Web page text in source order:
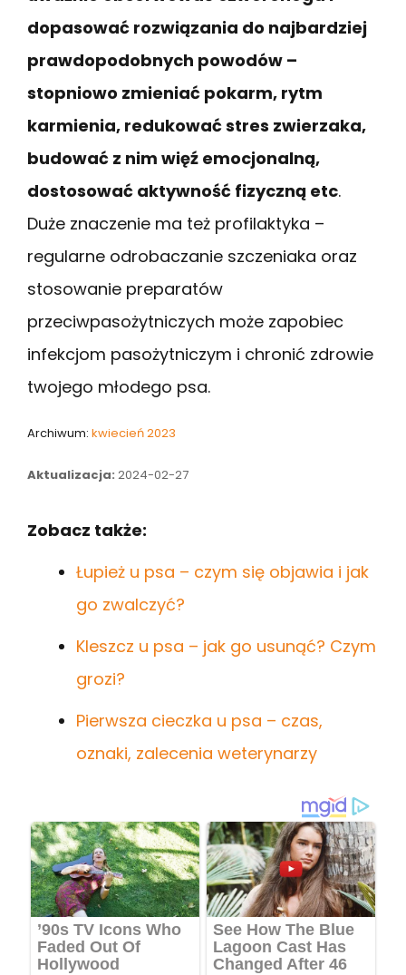
dopasować rozwiązania do najbardziej
prawdopodobnych powodów –
stopniowo zmieniać pokarm, rytm
karmienia, redukować stres zwierzaka,
budować z nim więź emocjonalną,
dostosować aktywność fizyczną etc.
Duże znaczenie ma też profilaktyka –
regularne odrobaczanie szczeniaka oraz
stosowanie preparatów
przeciwpasożytniczych może zapobiec
infekcjom pasożytniczym i chronić zdrowie
twojego młodego psa.
Archiwum: kwiecień 2023
Aktualizacja: 2024-02-27
Zobacz także:
Łupież u psa – czym się objawia i jak
go zwalczyć?
Kleszcz u psa – jak go usunąć? Czym
grozi?
Pierwsza cieczka u psa – czas,
oznaki, zalecenia weterynarzy